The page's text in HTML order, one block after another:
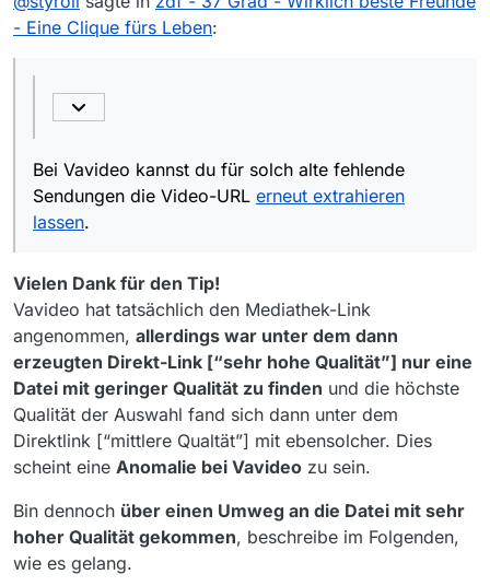
Mit besten Wünschen
Netizen
- Eine Clique fürs Leben:
Bei Vavideo kannst du für solch alte fehlende
Sendungen die Video-URL erneut extrahieren
lassen.
Vielen Dank für den Tip!
Vavideo hat tatsächlich den Mediathek-Link
angenommen, allerdings war unter dem dann
erzeugten Direkt-Link [“sehr hohe Qualität”] nur eine
Datei mit geringer Qualität zu finden und die höchste
Qualität der Auswahl fand sich dann unter dem
Direktlink [“mittlere Qualtät”] mit ebensolcher. Dies
scheint eine Anomalie bei Vavideo zu sein.
Bin dennoch über einen Umweg an die Datei mit sehr
hoher Qualität gekommen, beschreibe im Folgenden,
wie es gelang.